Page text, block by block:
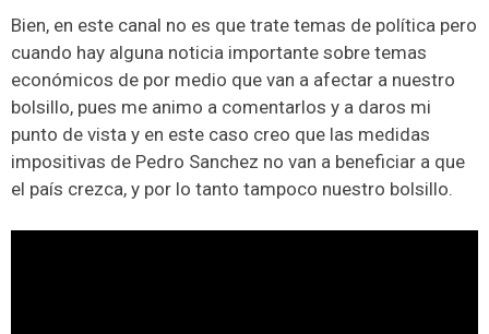
Bien, en este canal no es que trate temas de política pero
cuando hay alguna noticia importante sobre temas
económicos de por medio que van a afectar a nuestro
bolsillo, pues me animo a comentarlos y a daros mi
punto de vista y en este caso creo que las medidas
impositivas de Pedro Sanchez no van a beneficiar a que
el país crezca, y por lo tanto tampoco nuestro bolsillo.